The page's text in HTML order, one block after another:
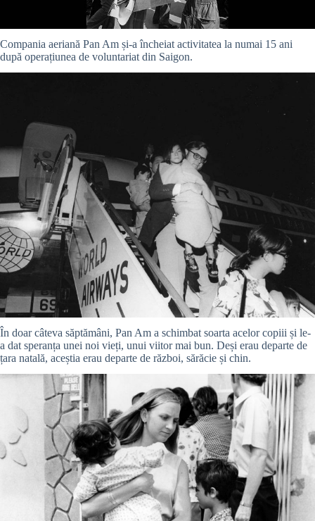
Compania aeriană Pan Am și-a încheiat activitatea la numai 15 ani
după operațiunea de voluntariat din Saigon.
În doar câteva săptămâni, Pan Am a schimbat soarta acelor copiii și le-
a dat speranța unei noi vieți, unui viitor mai bun. Deși erau departe de
țara natală, aceștia erau departe de război, sărăcie și chin.